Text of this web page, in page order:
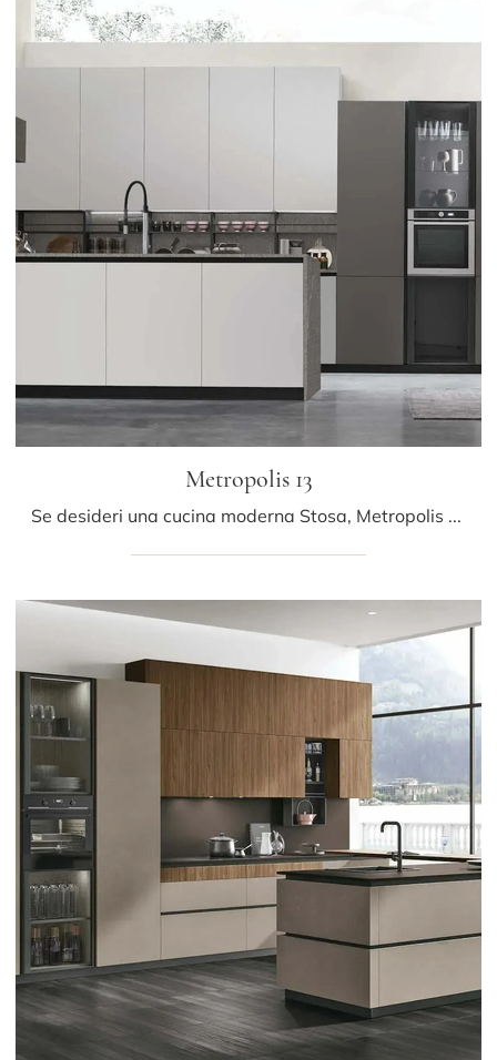
Metropolis 13
Se desideri una cucina moderna Stosa, Metropolis 13 in Pet ti aspetta nel nostro negozio di Cucine Moderne con penisola.